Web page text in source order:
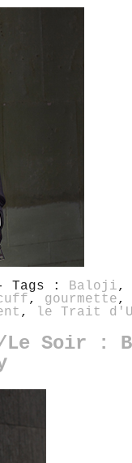
Tags : Baloji
, gourmette
, le Trait
Le Soir :